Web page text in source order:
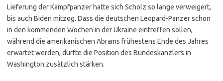
Lieferung der Kampfpanzer hatte sich Scholz so lange verweigert,
bis auch Biden mitzog. Dass die deutschen Leopard-Panzer schon
in den kommenden Wochen in der Ukraine eintreffen sollen,
während die amerikanischen Abrams frühestens Ende des Jahres
erwartet werden, dürfte die Position des Bundeskanzlers in
Washington zusätzlich stärken.